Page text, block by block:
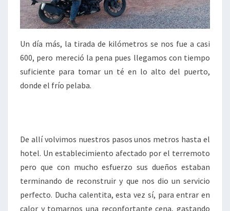
Un día más, la tirada de kilómetros se nos fue a casi
600, pero mereció la pena pues llegamos con tiempo
suficiente para tomar un té en lo alto del puerto,
donde el frío pelaba.
De allí volvimos nuestros pasos unos metros hasta el
hotel. Un establecimiento afectado por el terremoto
pero que con mucho esfuerzo sus dueños estaban
terminando de reconstruir y que nos dio un servicio
perfecto. Ducha calentita, esta vez sí, para entrar en
calor y tomarnos una reconfortante cena, gastando